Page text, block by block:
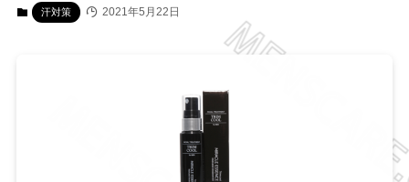
汗対策 2021年5月22日